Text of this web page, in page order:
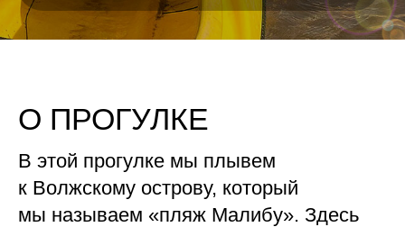
О ПРОГУЛКЕ
В этой прогулке мы плывем
к Волжскому острову, который
мы называем «пляж Малибу». Здесь